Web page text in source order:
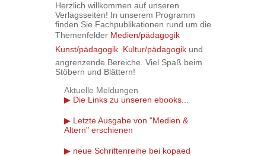
Herzlich willkommen auf unseren
Verlagsseiten! In unserem Programm
finden Sie Fachpublikationen rund um die
Themenfelder Medien/pädagogik
Kunst/pädagogik Kultur/pädagogik und
angrenzende Bereiche. Viel Spaß beim
Stöbern und Blättern!
Aktuelle Meldungen
Die Links zu unseren ebooks...
Letzte Ausgabe von "Medien &
Altern" erschienen
neue Schriftenreihe bei kopaed